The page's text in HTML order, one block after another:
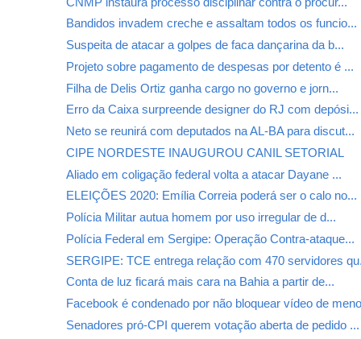
Bandidos invadem creche e assaltam todos os funcio...
Suspeita de atacar a golpes de faca dançarina da b...
Projeto sobre pagamento de despesas por detento é ...
Filha de Delis Ortiz ganha cargo no governo e jorn...
Erro da Caixa surpreende designer do RJ com depósi...
Neto se reunirá com deputados na AL-BA para discut...
CIPE NORDESTE INAUGUROU CANIL SETORIAL
Aliado em coligação federal volta a atacar Dayane ...
ELEIÇÕES 2020: Emília Correia poderá ser o calo no...
Polícia Militar autua homem por uso irregular de d...
Polícia Federal em Sergipe: Operação Contra-ataque...
SERGIPE: TCE entrega relação com 470 servidores
Conta de luz ficará mais cara na Bahia a partir de...
Facebook é condenado por não bloquear vídeo de
Senadores pró-CPI querem votação aberta de pedido ...